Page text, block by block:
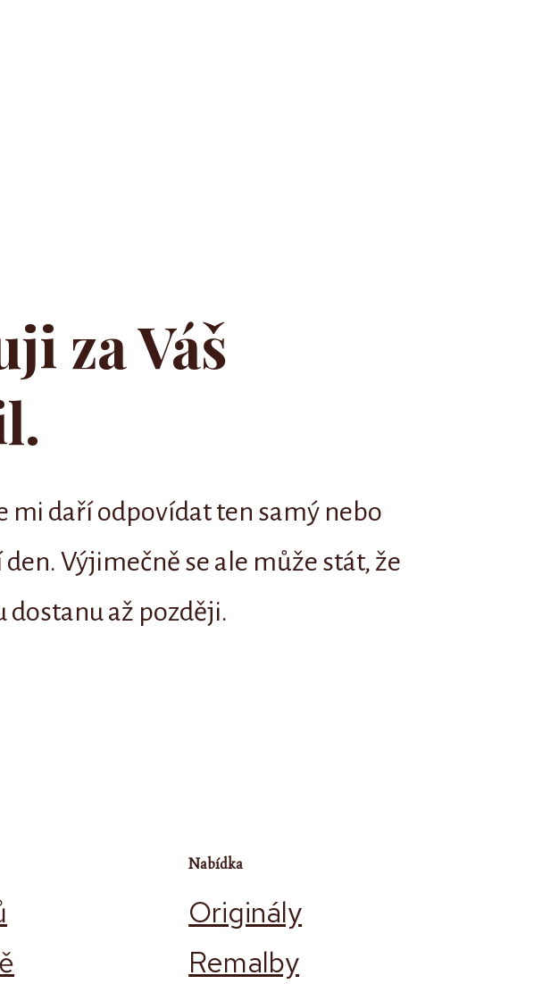
za Váš
mi daří odpovídat ten samý nebo
Výjimečně se ale může stát, že
dostanu až později.
Nabídka
Originály
Remalby